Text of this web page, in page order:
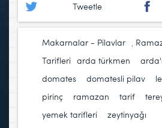
Tweetle
Makarnalar - Pilavlar ,
Tarifleri arda türkmen
domates
domatesli pilav
pirinç
ramazan tarif
yemek tarifleri
zeytinyağı